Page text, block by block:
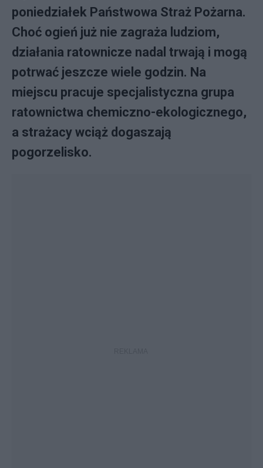
poniedziałek Państwowa Straż Pożarna.
Choć ogień już nie zagraża ludziom,
działania ratownicze nadal trwają i mogą
potrwać jeszcze wiele godzin. Na
miejscu pracuje specjalistyczna grupa
ratownictwa chemiczno-ekologicznego,
a strażacy wciąż dogaszają
pogorzelisko.